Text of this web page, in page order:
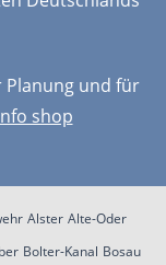
Planung und für
shop
Alster Alte-Oder
Bolter-Kanal Bosau